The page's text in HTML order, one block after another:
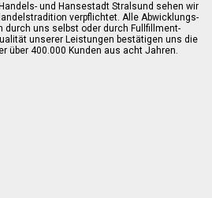
und Hansestadt Stralsund sehen wir
verpflichtet. Alle Abwicklungs-
durch uns selbst oder durch Fullfillment-
unserer Leistungen bestätigen uns die
über 400.000 Kunden aus acht Jahren.